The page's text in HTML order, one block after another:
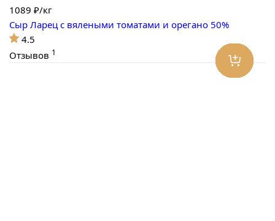
1089 ₽/кг
Сыр Ларец с вялеными томатами и орегано 50%
4.5
Отзывов 1